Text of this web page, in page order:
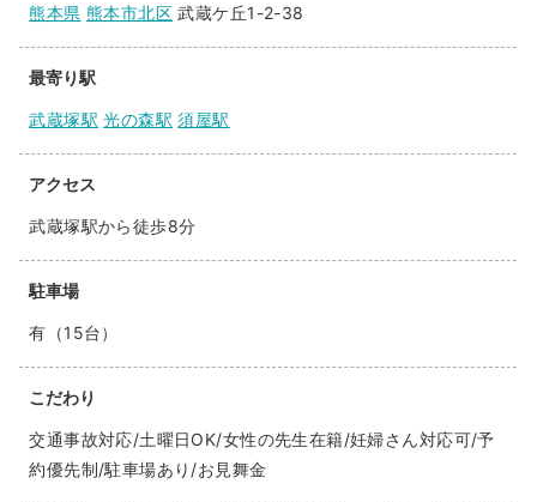
熊本県 熊本市北区 武蔵ケ丘1-2-38
最寄り駅
武蔵塚駅 光の森駅 須屋駅
アクセス
武蔵塚駅から徒歩8分
駐車場
有（15台）
こだわり
交通事故対応/土曜日OK/女性の先生在籍/妊婦さん対応可/予
約優先制/駐車場あり/お見舞金